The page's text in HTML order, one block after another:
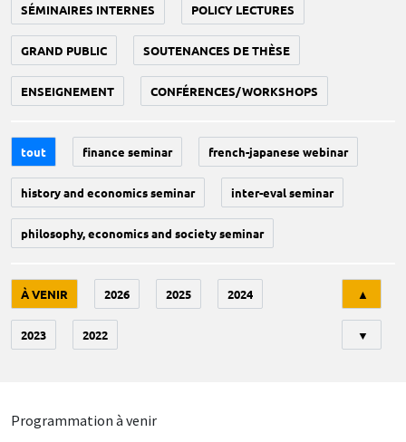
SÉMINAIRES INTERNES POLICY LECTURES
GRAND PUBLIC SOUTENANCES DE THÈSE
ENSEIGNEMENT CONFÉRENCES/WORKSHOPS
tout finance seminar french-japanese webinar
history and economics seminar inter-eval seminar
philosophy, economics and society seminar
À VENIR 2026 2025 2024
2023 2022
▲
▼
Programmation à venir